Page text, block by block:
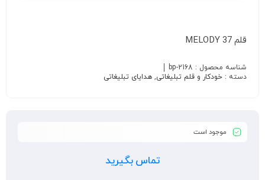
قلم MELODY 37
شناسه محصول : bp-2168
دسته : خودکار و قلم تبلیغاتی, هدایای تبلیغاتی
موجود است
تماس بگیرید